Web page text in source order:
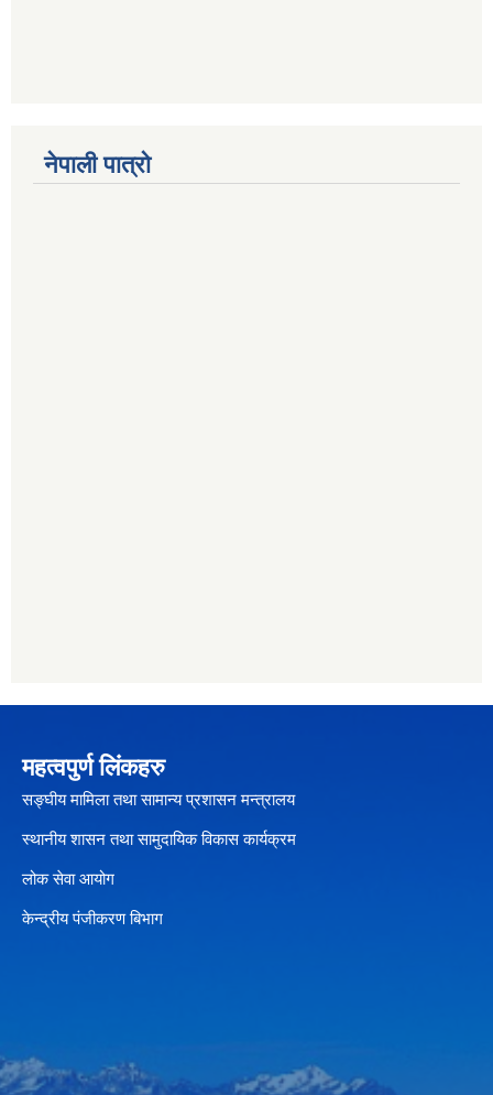
नेपाली पात्रो
महत्वपुर्ण लिंकहरु
सङ्घीय मामिला तथा सामान्य प्रशासन मन्त्रालय
स्थानीय शासन तथा सामुदायिक विकास कार्यक्रम
लोक सेवा आयोग
केन्द्रीय पंजीकरण बिभाग